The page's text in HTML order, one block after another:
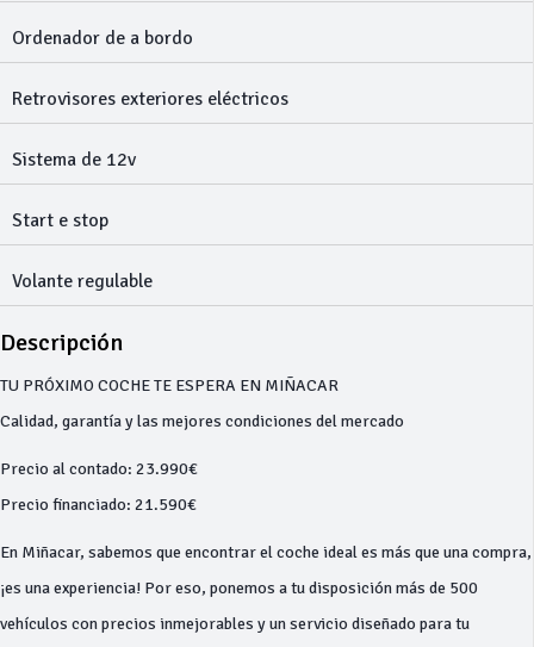
Ordenador de a bordo
Retrovisores exteriores eléctricos
Sistema de 12v
Start e stop
Volante regulable
Descripción
TU PRÓXIMO COCHE TE ESPERA EN MIÑACAR
Calidad, garantía y las mejores condiciones del mercado
Precio al contado: 23.990€
Precio financiado: 21.590€
En Miñacar, sabemos que encontrar el coche ideal es más que una compra,
¡es una experiencia! Por eso, ponemos a tu disposición más de 500
vehículos con precios inmejorables y un servicio diseñado para tu